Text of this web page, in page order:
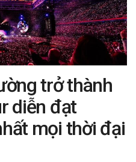
trở thành
diễn đạt
mọi thời đại